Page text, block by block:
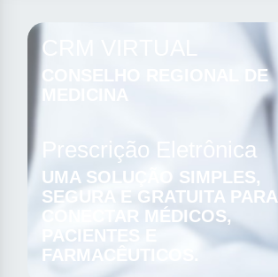
CRM VIRTUAL
CONSELHO REGIONAL DE
MEDICINA
Prescrição Eletrônica
UMA SOLUÇÃO SIMPLES,
SEGURA E GRATUITA PARA
CONECTAR MÉDICOS,
PACIENTES E
FARMACÊUTICOS.